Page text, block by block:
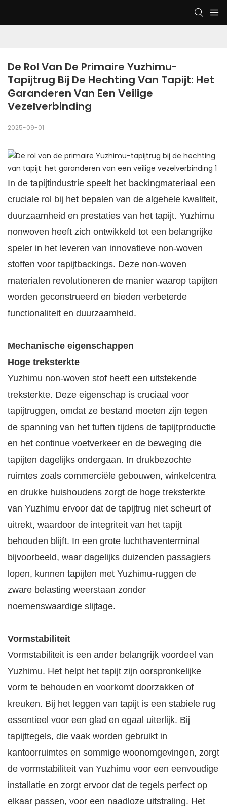
De Rol Van De Primaire Yuzhimu-
Tapijtrug Bij De Hechting Van Tapijt: Het
Garanderen Van Een Veilige
Vezelverbinding
2025-09-01
In de tapijtindustrie speelt het backingmateriaal een
cruciale rol bij het bepalen van de algehele kwaliteit,
duurzaamheid en prestaties van het tapijt. Yuzhimu
nonwoven heeft zich ontwikkeld tot een belangrijke
speler in het leveren van innovatieve non-woven
stoffen voor tapijtbackings. Deze non-woven
materialen revolutioneren de manier waarop tapijten
worden geconstrueerd en bieden verbeterde
functionaliteit en duurzaamheid.
Mechanische eigenschappen
Hoge treksterkte
Yuzhimu non-woven stof heeft een uitstekende
treksterkte. Deze eigenschap is cruciaal voor
tapijtruggen, omdat ze bestand moeten zijn tegen
de spanning van het tuften tijdens de tapijtproductie
en het continue voetverkeer en de beweging die
tapijten dagelijks ondergaan. In drukbezochte
ruimtes zoals commerciële gebouwen, winkelcentra
en drukke huishoudens zorgt de hoge treksterkte
van Yuzhimu ervoor dat de tapijtrug niet scheurt of
uitrekt, waardoor de integriteit van het tapijt
behouden blijft. In een grote luchthaventerminal
bijvoorbeeld, waar dagelijks duizenden passagiers
lopen, kunnen tapijten met Yuzhimu-ruggen de
zware belasting weerstaan ​​zonder
noemenswaardige slijtage.
Vormstabiliteit​
Vormstabiliteit is een ander belangrijk voordeel van
Yuzhimu. Het helpt het tapijt zijn oorspronkelijke
vorm te behouden en voorkomt doorzakken of
kreuken. Bij het leggen van tapijt is een stabiele rug
essentieel voor een glad en egaal uiterlijk. Bij
tapijttegels, die vaak worden gebruikt in
kantoorruimtes en sommige woonomgevingen, zorgt
de vormstabiliteit van Yuzhimu voor een eenvoudige
installatie en zorgt ervoor dat de tegels perfect op
elkaar passen, voor een naadloze uitstraling. Het